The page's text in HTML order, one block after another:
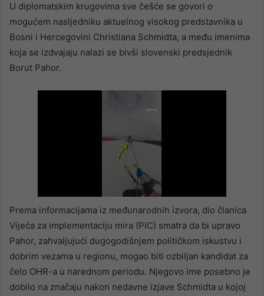
U diplomatskim krugovima sve češće se govori o
mogućem nasljedniku aktuelnog visokog predstavnika u
Bosni i Hercegovini Christiana Schmidta, a među imenima
koja se izdvajaju nalazi se bivši slovenski predsjednik
Borut Pahor.
Prema informacijama iz međunarodnih izvora, dio članica
Vijeća za implementaciju mira (PIC) smatra da bi upravo
Pahor, zahvaljujući dugogodišnjem političkom iskustvu i
dobrim vezama u regionu, mogao biti ozbiljan kandidat za
čelo OHR-a u narednom periodu. Njegovo ime posebno je
dobilo na značaju nakon nedavne izjave Schmidta u kojoj